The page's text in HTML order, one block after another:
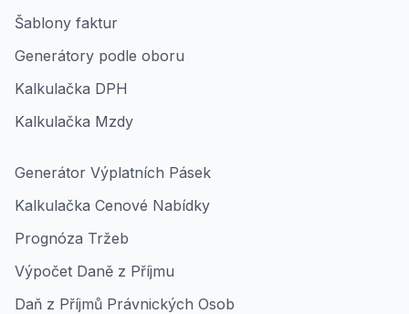
Šablony faktur
Generátory podle oboru
Kalkulačka DPH
Kalkulačka Mzdy
Generátor Výplatních Pásek
Kalkulačka Cenové Nabídky
Prognóza Tržeb
Výpočet Daně z Příjmu
Daň z Příjmů Právnických Osob